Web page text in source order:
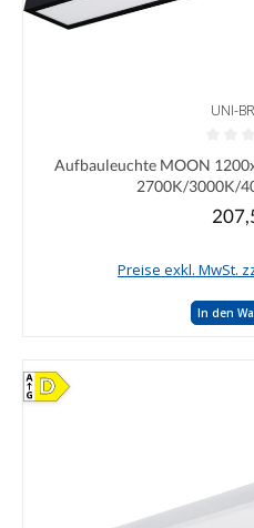
UNI-
Durchschnittliche Bewertung von
Aufbauleuchte MOON
2700K/3000K/
Preise exkl. MwSt.
In den
D